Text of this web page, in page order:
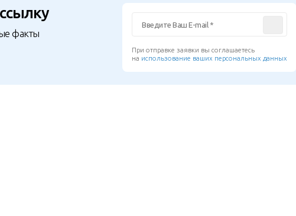
факты
При отправке заявки вы соглашаетесь
на использование ваших персональных данных